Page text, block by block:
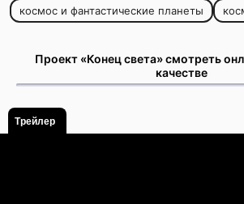
космос и фантастические планеты
Проект «Конец света» смотреть
качестве
Трейлер